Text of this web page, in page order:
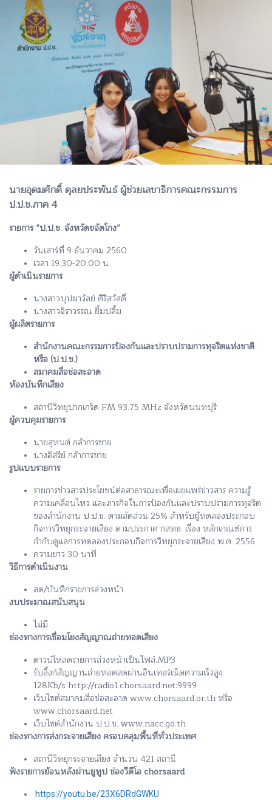
นายอุดมศักดิ์ ดุลยประพันธ์ ผู้ช่วยเลขาธิการคณะกรรมการ
ป.ป.ช.ภาค 4
รายการ “ป.ป.ช. จังหวัดขจัดโกง”
วันเสาร์ที่ 9 ธันวาคม 2560
เวลา 19.30-20.00 น.
ผู้ดำเนินรายการ
นางสาวบุปผาวัลย์ ศิริสวัสดิ์
นางสาวจิราวรรณ ยิ้มปลื้ม
ผู้ผลิตรายการ
สำนักงานคณะกรรมการป้องกันและปราบปรามการทุจริตแห่งชาติ
หรือ (ป.ป.ช.)
สมาคมสื่อช่อสะอาด
ห้องบันทึกเสียง
สถานีวิทยุปากเกร็ด FM 93.75 MHz จังหวัดนนทบุรี
ผู้ควบคุมรายการ
นายสุทนต์ กล้าการขาย
นางอิสรีย์ กล้าการขาย
รูปแบบรายการ
รายการข่าวสารประโยชน์ต่อสาธารณะเพื่อเผยแพร่ข่าวสาร ความรู้
ความเคลื่อนไหว และภารกิจในการป้องกันและปราบปรามการทุจริต
ของสำนักงาน ป.ป.ช. ตามสัดส่วน 25% สำหรับผู้ทดลองประกอบ
กิจการวิทยุกระจายเสียง ตามประกาศ กสทช. เรื่อง หลักเกณฑ์การ
กำกับดูแลการทดลองประกอบกิจการวิทยุกระจายเสียง พ.ศ. 2556
ความยาว 30 นาที
วิธีการดำเนินงาน
สด/บันทึกรายการล่วงหน้า
งบประมาณสนับสนุน
ไม่มี
ช่องทางการเชื่อมโยงสัญญาณถ่ายทอดเสียง
ดาวน์โหลดรายการล่วงหน้าเป็นไฟล์.MP3
รับลิ้งก์สัญญานถ่ายทอดสดผ่านอินเทอร์เน็ตความเร็วสูง
128Kb/s http://radio1.chorsaard.net:9999
เว็บไซต์สมาคมสื่อช่อสะอาด www.chorsaard.or.th หรือ
www.chorsaard.net
เว็บไซต์สำนักงาน ป.ป.ช. www.nacc.go.th
ช่องทางการส่งกระจายเสียง ครอบคลุมพื้นที่ทั่วประเทศ
สถานีวิทยุกระจายเสียง จำนวน 421 สถานี
ฟังรายการย้อนหลังผ่านยูทูป ช่องวีดีโอ chorsaard
https://youtu.be/23X6DRdGWKU